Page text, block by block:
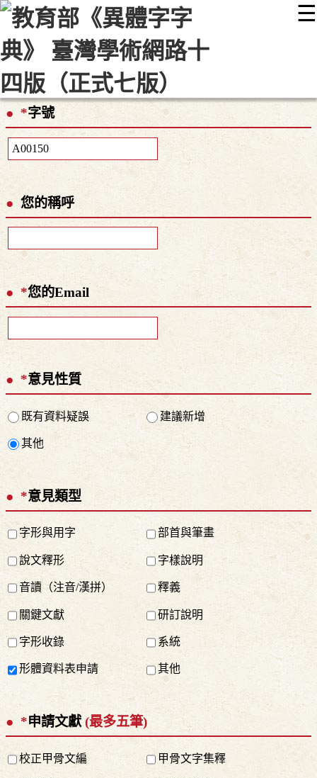
☰
::: 最新消息 常見問題 編輯說明
顯示模式
網站導覽
*字號
您的稱呼
*您的Email
*意見性質
既有資料疑誤 建議新增
其他
*意見類型
字形與用字 部首與筆畫
說文釋形 字樣說明
音讀（注音/漢拼） 釋義
關鍵文獻 研訂說明
字形收錄 系統
形體資料表申請 其他
*申請文獻 (最多五筆)
校正甲骨文編 甲骨文字集釋